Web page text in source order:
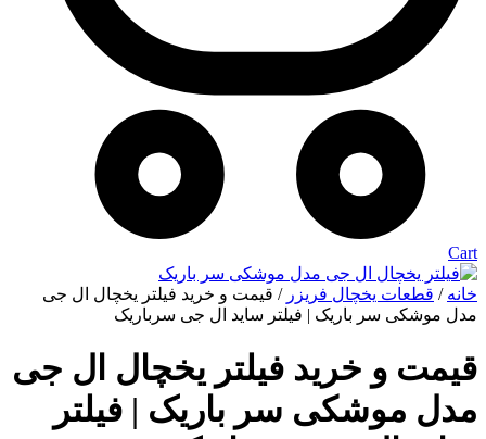
Cart
خانه / قطعات یخچال فریزر / قیمت و خرید فیلتر یخچال ال جی
مدل موشکی سر باریک | فیلتر ساید ال جی سرباریک
قیمت و خرید فیلتر یخچال ال جی
مدل موشکی سر باریک | فیلتر